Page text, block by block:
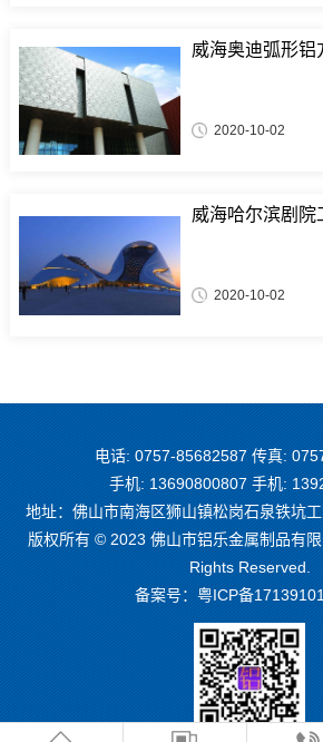
威海奥迪弧形铝
2020-10-02
威海哈尔滨剧院
2020-10-02
电话: 0757-85682587 传真:
手机: 13690800807 手机:
地址：佛山市南海区狮山镇松岗石泉铁坑
版权所有 © 2023 佛山市铝乐金属制品有
Rights Reserved.
备案号： 粤ICP备